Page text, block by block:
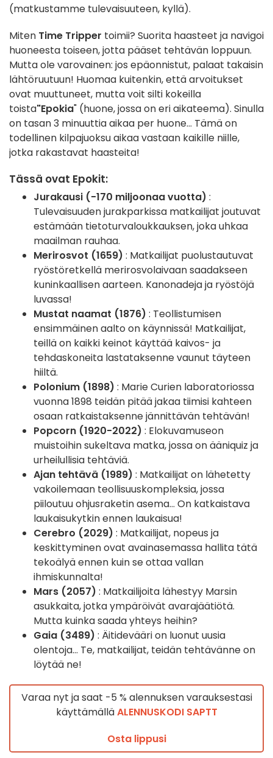
(matkustamme tulevaisuuteen, kyllä).
Miten Time Tripper toimii? Suorita haasteet ja navigoi
huoneesta toiseen, jotta pääset tehtävän loppuun.
Mutta ole varovainen: jos epäonnistut, palaat takaisin
lähtöruutuun! Huomaa kuitenkin, että arvoitukset
ovat muuttuneet, mutta voit silti kokeilla
toista"Epokia" (huone, jossa on eri aikateema). Sinulla
on tasan 3 minuuttia aikaa per huone... Tämä on
todellinen kilpajuoksu aikaa vastaan kaikille niille,
jotka rakastavat haasteita!
Tässä ovat Epokit:
Jurakausi (-170 miljoonaa vuotta) :
Tulevaisuuden jurakparkissa matkailijat joutuvat
estämään tietoturvaloukkauksen, joka uhkaa
maailman rauhaa.
Merirosvot (1659) : Matkailijat puolustautuvat
ryöstöretkellä merirosvolaivaan saadakseen
kuninkaallisen aarteen. Kanonadeja ja ryöstöjä
luvassa!
Mustat naamat (1876) : Teollistumisen
ensimmäinen aalto on käynnissä! Matkailijat,
teillä on kaikki keinot käyttää kaivos- ja
tehdaskoneita lastataksenne vaunut täyteen
hiiltä.
Polonium (1898) : Marie Curien laboratoriossa
vuonna 1898 teidän pitää jakaa tiimisi kahteen
osaan ratkaistaksenne jännittävän tehtävän!
Popcorn (1920-2022) : Elokuvamuseon
muistoihin sukeltava matka, jossa on ääniquiz ja
urheilullisia tehtäviä.
Ajan tehtävä (1989) : Matkailijat on lähetetty
vakoilemaan teollisuuskompleksia, jossa
piiloutuu ohjusraketin asema... On katkaistava
laukaisukytkin ennen laukaisua!
Cerebro (2029) : Matkailijat, nopeus ja
keskittyminen ovat avainasemassa hallita tätä
tekoälyä ennen kuin se ottaa vallan
ihmiskunnalta!
Mars (2057) : Matkailijoita lähestyy Marsin
asukkaita, jotka ympäröivät avarajäätiötä.
Mutta kuinka saada yhteys heihin?
Gaia (3489) : Äitidevääri on luonut uusia
olentoja... Te, matkailijat, teidän tehtävänne on
löytää ne!
Varaa nyt ja saat -5 % alennuksen varauksestasi
käyttämälläALENNUSKODI SAPTT
Osta lippusi